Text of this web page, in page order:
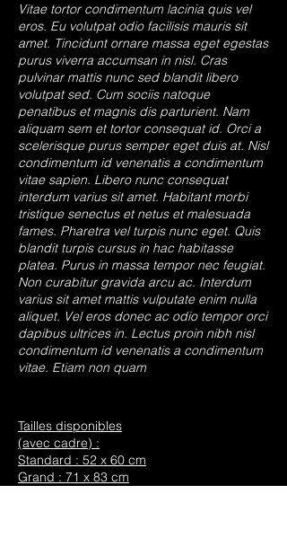
Vitae tortor condimentum lacinia quis vel
eros. Eu volutpat odio facilisis mauris sit
amet. Tincidunt ornare massa eget egestas
purus viverra accumsan in nisl. Cras
pulvinar mattis nunc sed blandit libero
volutpat sed. Cum sociis natoque
penatibus et magnis dis parturient. Nam
aliquam sem et tortor consequat id. Orci a
scelerisque purus semper eget duis at. Nisl
condimentum id venenatis a condimentum
vitae sapien. Libero nunc consequat
interdum varius sit amet. Habitant morbi
tristique senectus et netus et malesuada
fames. Pharetra vel turpis nunc eget. Quis
blandit turpis cursus in hac habitasse
platea. Purus in massa tempor nec feugiat.
Non curabitur gravida arcu ac. Interdum
varius sit amet mattis vulputate enim nulla
aliquet. Vel eros donec ac odio tempor orci
dapibus ultrices in. Lectus proin nibh nisl
condimentum id venenatis a condimentum
vitae. Etiam non quam
Tailles disponibles
(avec cadre) :
Standard : 52 x 60 cm
Grand : 71 x 83 cm